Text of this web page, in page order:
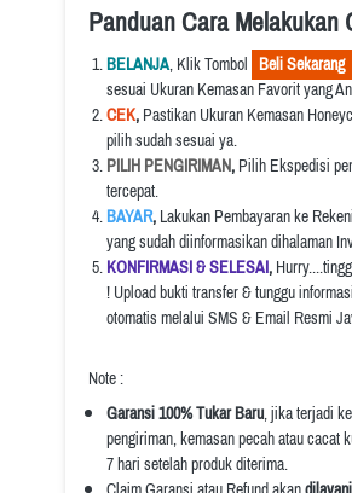
Panduan Cara Melakukan
BELANJA, Klik Tombol
  Beli Sekarang
sesuai Ukuran Kemasan Favorit yang
CEK, Pastikan Ukuran Kemasan
pilih sudah sesuai ya.
PILIH PENGIRIMAN, Pilih Ekspedisi
tercepat.
BAYAR, Lakukan Pembayaran ke
yang sudah diinformasikan dihalaman
KONFIRMASI & SELESAI,
! Upload bukti transfer & tunggu
otomatis melalui SMS & Email Resmi
Note :
Garansi 100% Tukar Baru, jika terjadi
pengiriman, kemasan pecah atau cacat
7 hari setelah produk diterima.